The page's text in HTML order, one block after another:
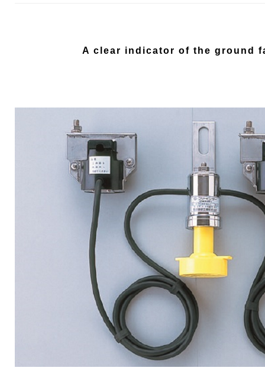
A clear indicator of the ground